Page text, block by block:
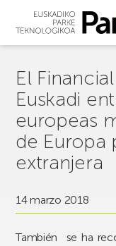
El
Euskadi
europeas
de Europa
extranjera
14 marzo 2018
También se ha